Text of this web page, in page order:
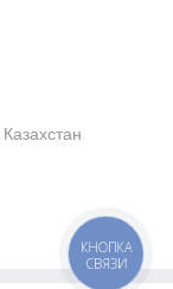
КНОПКА
СВЯЗИ